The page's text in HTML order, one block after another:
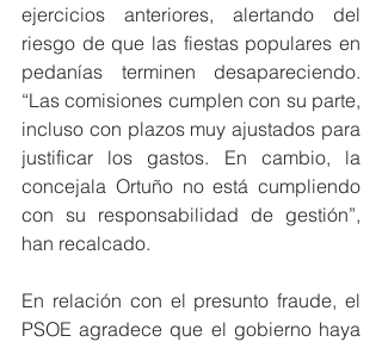
ejercicios anteriores, alertando del
riesgo de que las fiestas populares en
pedanías terminen desapareciendo.
“Las comisiones cumplen con su parte,
incluso con plazos muy ajustados para
justificar los gastos. En cambio, la
concejala Ortuño no está cumpliendo
con su responsabilidad de gestión”,
han recalcado.
En relación con el presunto fraude, el
PSOE agradece que el gobierno haya